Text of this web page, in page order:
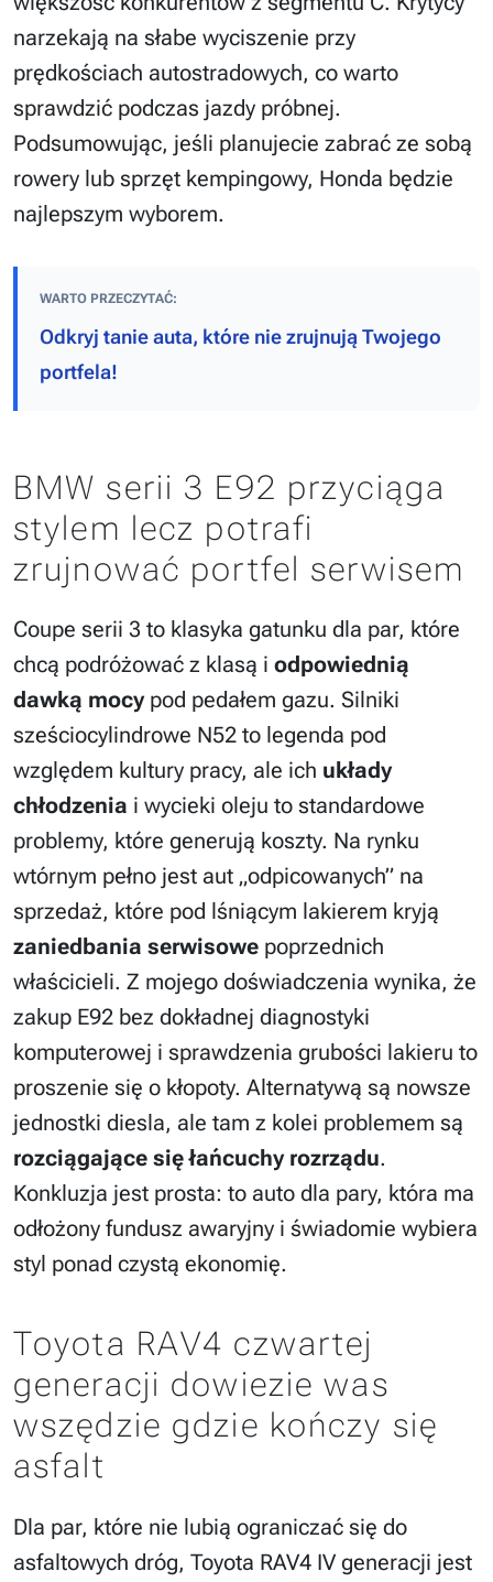
narzekają na słabe wyciszenie przy
prędkościach autostradowych, co warto
sprawdzić podczas jazdy próbnej.
Podsumowując, jeśli planujecie zabrać ze sobą
rowery lub sprzęt kempingowy, Honda będzie
najlepszym wyborem.
WARTO PRZECZYTAĆ:
Odkryj tanie auta, które nie zrujnują Twojego
portfela!
BMW serii 3 E92 przyciąga
stylem lecz potrafi
zrujnować portfel serwisem
Coupe serii 3 to klasyka gatunku dla par, które
chcą podróżować z klasą i odpowiednią
dawką mocy pod pedałem gazu. Silniki
sześciocylindrowe N52 to legenda pod
względem kultury pracy, ale ich układy
chłodzenia i wycieki oleju to standardowe
problemy, które generują koszty. Na rynku
wtórnym pełno jest aut „odpicowanych” na
sprzedaż, które pod lśniącym lakierem kryją
zaniedbania serwisowe poprzednich
właścicieli. Z mojego doświadczenia wynika, że
zakup E92 bez dokładnej diagnostyki
komputerowej i sprawdzenia grubości lakieru to
proszenie się o kłopoty. Alternatywą są nowsze
jednostki diesla, ale tam z kolei problemem są
rozciągające się łańcuchy rozrządu.
Konkluzja jest prosta: to auto dla pary, która ma
odłożony fundusz awaryjny i świadomie wybiera
styl ponad czystą ekonomię.
Toyota RAV4 czwartej
generacji dowiezie was
wszędzie gdzie kończy się
asfalt
Dla par, które nie lubią ograniczać się do
asfaltowych dróg, Toyota RAV4 IV generacji jest